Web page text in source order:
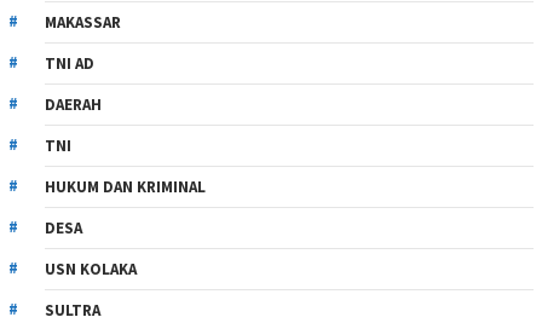
MAKASSAR
TNI AD
DAERAH
TNI
HUKUM DAN KRIMINAL
DESA
USN KOLAKA
SULTRA